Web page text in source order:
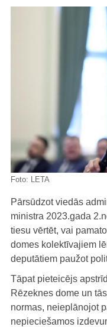
Foto: LETA
Pārsūdzot viedās
ministra 2023.gada
tiesu vērtēt, vai
domes kolektīvajiem
deputātiem paužot
Tāpat pieteicējs
Rēzeknes dome un
normas, neieplānojot
nepieciešamos